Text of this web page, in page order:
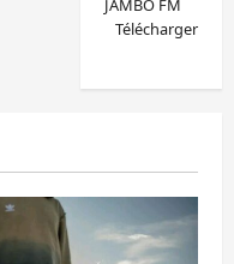
JAMBO FM
Télécharger